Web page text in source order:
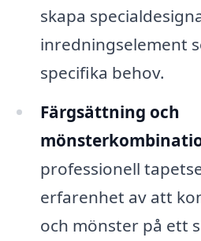
skapa
inredningselement
specifika behov.
Färgsättning och
professionell
erfarenhet av att
och mönster på ett